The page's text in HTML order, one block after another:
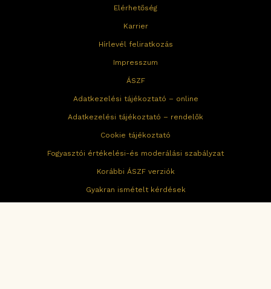
Elérhetőség
Karrier
Hírlevél feliratkozás
Impresszum
ÁSZF
Adatkezelési tájékoztató – online
Adatkezelési tájékoztató – rendelők
Cookie tájékoztató
Fogyasztói értékelési-és moderálási szabályzat
Korábbi ÁSZF verziók
Gyakran ismételt kérdések